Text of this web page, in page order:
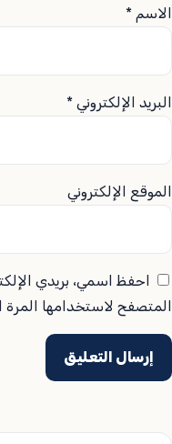
الاسم *
البريد الإلكتروني *
الموقع الإلكتروني
احفظ اسمي، بريدي
المتصفح لاستخدامها المرة